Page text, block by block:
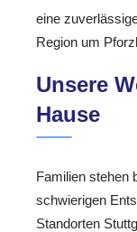
eine
Region um
Unsere
Hause
Familien stehen
schwierigen
Standorten